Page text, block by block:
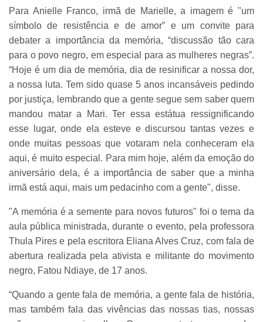
Para Anielle Franco, irmã de Marielle, a imagem é "um
símbolo de resistência e de amor” e um convite para
debater a importância da memória, “discussão tão cara
para o povo negro, em especial para as mulheres negras”.
“Hoje é um dia de memória, dia de resinificar a nossa dor,
a nossa luta. Tem sido quase 5 anos incansáveis pedindo
por justiça, lembrando que a gente segue sem saber quem
mandou matar a Mari. Ter essa estátua ressignificando
esse lugar, onde ela esteve e discursou tantas vezes e
onde muitas pessoas que votaram nela conheceram ela
aqui, é muito especial. Para mim hoje, além da emoção do
aniversário dela, é a importância de saber que a minha
irmã está aqui, mais um pedacinho com a gente", disse.
"A memória é a semente para novos futuros" foi o tema da
aula pública ministrada, durante o evento, pela professora
Thula Pires e pela escritora Eliana Alves Cruz, com fala de
abertura realizada pela ativista e militante do movimento
negro, Fatou Ndiaye, de 17 anos.
“Quando a gente fala de memória, a gente fala de história,
mas também fala das vivências das nossas tias, nossas